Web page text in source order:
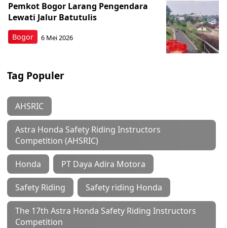
Bogor
Pemkot Bogor Larang Pengendara
Lewati Jalur Batutulis
6 Mei 2026
Tag Populer
AHSRIC
Astra Honda Safety Riding Instructors
Competition (AHSRIC)
Honda PT Daya Adira Motora
Safety Riding Safety riding Honda
The 17th Astra Honda Safety Riding Instructors
Competition